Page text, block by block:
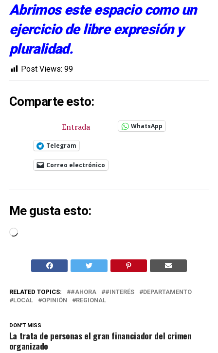
Abrimos este espacio como un
ejercicio de libre expresión y
pluralidad.
Post Views: 99
Comparte esto:
Entrada WhatsApp
Telegram
Correo electrónico
Me gusta esto:
Cargando...
RELATED TOPICS: #AHORA #INTERÉS
DEPARTAMENTO
LOCAL
OPINIÓN REGIONAL
DON'T MISS
La trata de personas el gran financiador del crimen
organizado